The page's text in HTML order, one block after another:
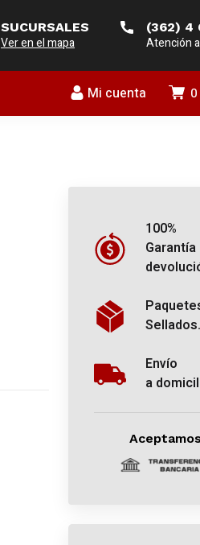
SUCURSALES
Ver en el mapa
(362) 4
Atención
0
Mi cuenta
100%
Garantía
Sellados.
Envío
a